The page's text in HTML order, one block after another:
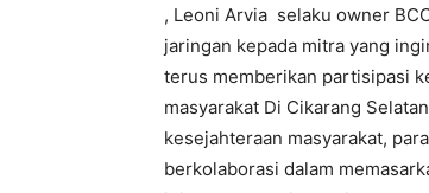
, Leoni Arvia selaku owner
jaringan kepada mitra yang
terus memberikan partisipasi
masyarakat Di Cikarang
kesejahteraan masyarakat,
berkolaborasi dalam